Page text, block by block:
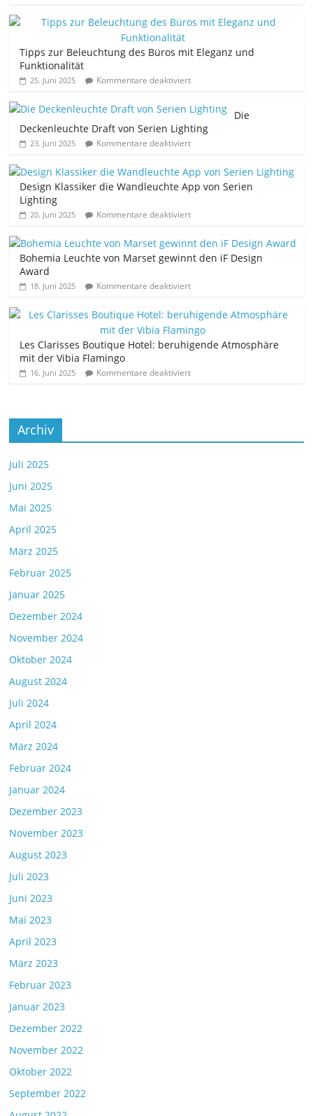
Tipps zur Beleuchtung des Büros mit Eleganz und
Funktionalität
25. Juni 2025 Kommentare deaktiviert
Die
Deckenleuchte Draft von Serien Lighting
23. Juni 2025 Kommentare deaktiviert
Design Klassiker die Wandleuchte App von Serien
Lighting
20. Juni 2025 Kommentare deaktiviert
Bohemia Leuchte von Marset gewinnt den iF Design
Award
18. Juni 2025 Kommentare deaktiviert
Les Clarisses Boutique Hotel: beruhigende Atmosphäre
mit der Vibia Flamingo
16. Juni 2025 Kommentare deaktiviert
Archiv
Juli 2025
Juni 2025
Mai 2025
April 2025
März 2025
Februar 2025
Januar 2025
Dezember 2024
November 2024
Oktober 2024
August 2024
Juli 2024
April 2024
März 2024
Februar 2024
Januar 2024
Dezember 2023
November 2023
August 2023
Juli 2023
Juni 2023
Mai 2023
April 2023
März 2023
Februar 2023
Januar 2023
Dezember 2022
November 2022
Oktober 2022
September 2022